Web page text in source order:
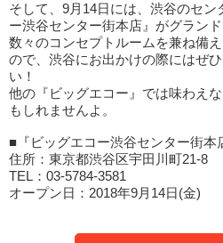
そして、9月14日には、渋谷のセン
ー渋谷センター街本店』がグランド
数々のコンセプトルームを兼ね備
ので、渋谷にお出かけの際にはぜ
い！
他の『ビッグエコー』では味わえ
もしれませんよ。
■『ビッグエコー渋谷センター街本
住所：東京都渋谷区宇田川町21-8
TEL：03-5784-3581
オープン日：2018年9月14日(金)